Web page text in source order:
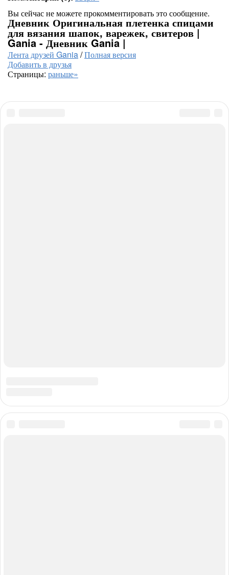
Вы сейчас не можете прокомментировать это сообщение.
Дневник Оригинальная плетенка спицами
для вязания шапок, варежек, свитеров |
Gania - Дневник Gania |
Лента друзей Gania/Полная версия
Добавить в друзья
Страницы: раньше»